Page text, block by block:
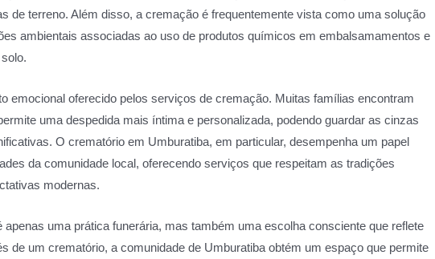
de terreno. Além disso, a cremação é frequentemente vista como uma solução
ambientais associadas ao uso de produtos químicos em embalsamamentos e
emocional oferecido pelos serviços de cremação. Muitas famílias encontram
uma despedida mais íntima e personalizada, podendo guardar as cinzas
O crematório em Umburatiba, em particular, desempenha um papel
da comunidade local, oferecendo serviços que respeitam as tradições
modernas.
uma prática funerária, mas também uma escolha consciente que reflete
de um crematório, a comunidade de Umburatiba obtém um espaço que permite